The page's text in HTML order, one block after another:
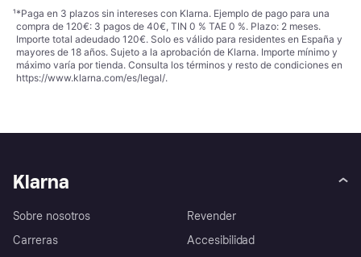
¹*Paga en 3 plazos sin intereses con Klarna. Ejemplo de pago para una
compra de 120€: 3 pagos de 40€, TIN 0 % TAE 0 %. Plazo: 2 meses.
Importe total adeudado 120€. Solo es válido para residentes en España y
mayores de 18 años. Sujeto a la aprobación de Klarna. Importe mínimo y
máximo varía por tienda. Consulta los términos y resto de condiciones en
https://www.klarna.com/es/legal/.
Klarna
Sobre nosotros
Carreras
Revender
Accesibilidad